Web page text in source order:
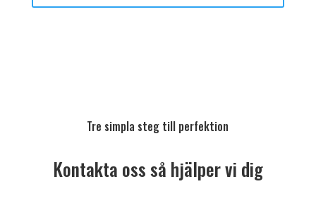
Tre simpla steg till perfektion
Kontakta oss så hjälper vi dig